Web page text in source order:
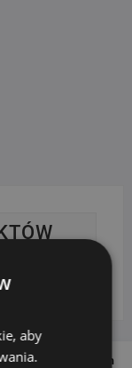
Follow us on
aby